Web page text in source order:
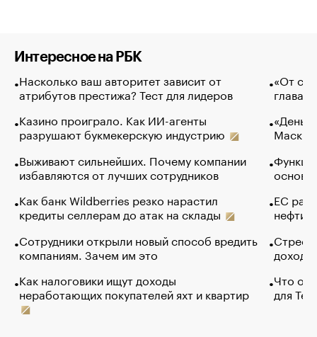
Интересное на РБК
Насколько ваш авторитет зависит от
атрибутов престижа? Тест для лидеров
Казино проиграло. Как ИИ-агенты
разрушают букмекерскую индустрию
Выживают сильнейших. Почему компании
избавляются от лучших сотрудников
Как банк Wildberries резко нарастил
кредиты селлерам до атак на склады
Сотрудники открыли новый способ вредить
компаниям. Зачем им это
Как налоговики ищут доходы
неработающих покупателей яхт и квартир
«От
глава
Маск в
основ
ЕС
нефти
Что
для